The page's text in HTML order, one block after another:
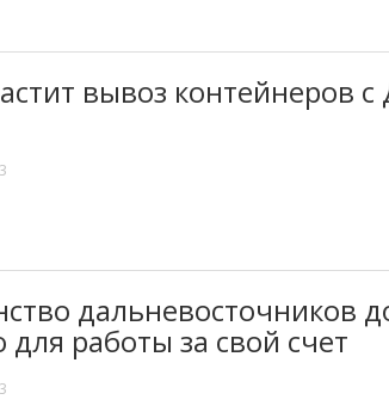
вывоз контейнеров с
дальневосточников
для работы за свой счет